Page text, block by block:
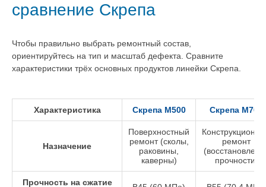
сравнение Скрепа
Чтобы правильно выбрать ремонтный состав,
ориентируйтесь на тип и масштаб дефекта. Сравните
характеристики трёх основных продуктов линейки Скрепа.
Характеристика Скрепа М500 Скрепа М700
Назначение
Поверхностный
ремонт (сколы,
раковины,
каверны)
ремонт
прочности)
Прочность на сжатие